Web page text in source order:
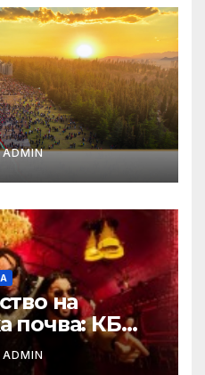
ADMIN
на
почва: КБ
Kubota на
ADMIN